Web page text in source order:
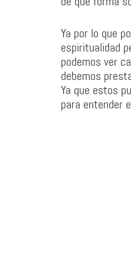
Ya por lo que
espiritualidad
podemos ver
debemos
Ya que estos
para entender